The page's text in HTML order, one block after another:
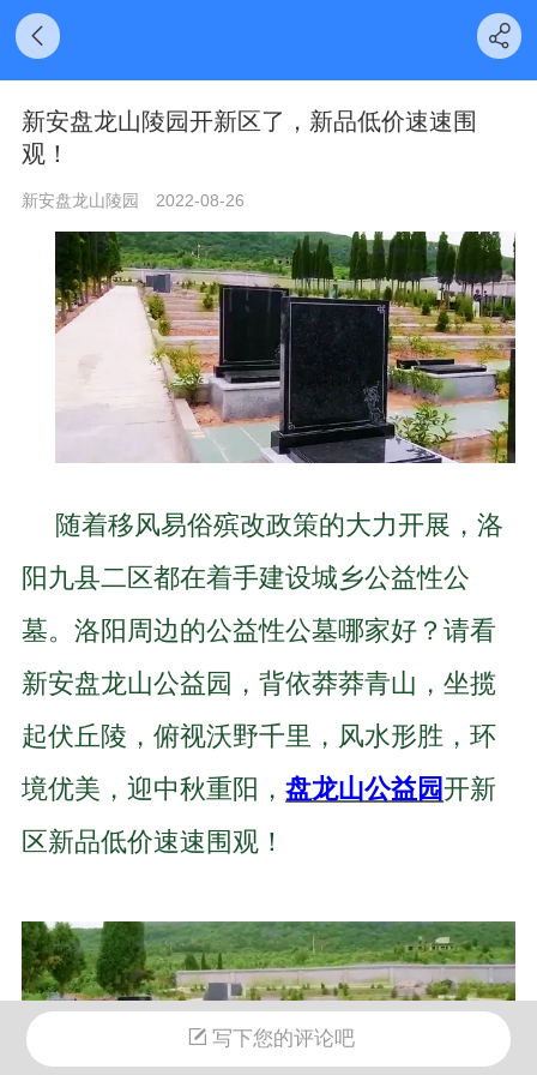
新安盘龙山陵园开新区了，新品低价速速围
观！
新安盘龙山陵园 2022-08-26
随着移风易俗殡改政策的大力开展，洛
阳九县二区都在着手建设城乡公益性公
墓。洛阳周边的公益性公墓哪家好？请看
新安盘龙山公益园，背依莽莽青山，坐揽
起伏丘陵，俯视沃野千里，风水形胜，环
境优美，迎中秋重阳，盘龙山公益园开新
区新品低价速速围观！
写下您的评论吧